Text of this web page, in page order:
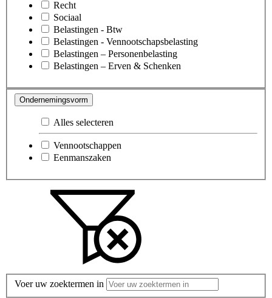
Recht
Sociaal
Belastingen - Btw
Belastingen - Vennootschapsbelasting
Belastingen – Personenbelasting
Belastingen – Erven & Schenken
Ondernemingsvorm
Alles selecteren
Vennootschappen
Eenmanszaken
Voer uw zoektermen in